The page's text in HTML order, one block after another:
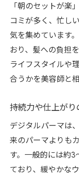
「朝のセットが楽
コミが多く、忙し
気を集めています
おり、髪への負担
ライフスタイルや
合うかを美容師と
持続力や仕上が
デジタルパーマは
来のパーマよりも
す。一般的には約
ており、緩やかな